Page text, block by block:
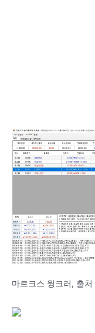
마르크스 윙크러, 출처